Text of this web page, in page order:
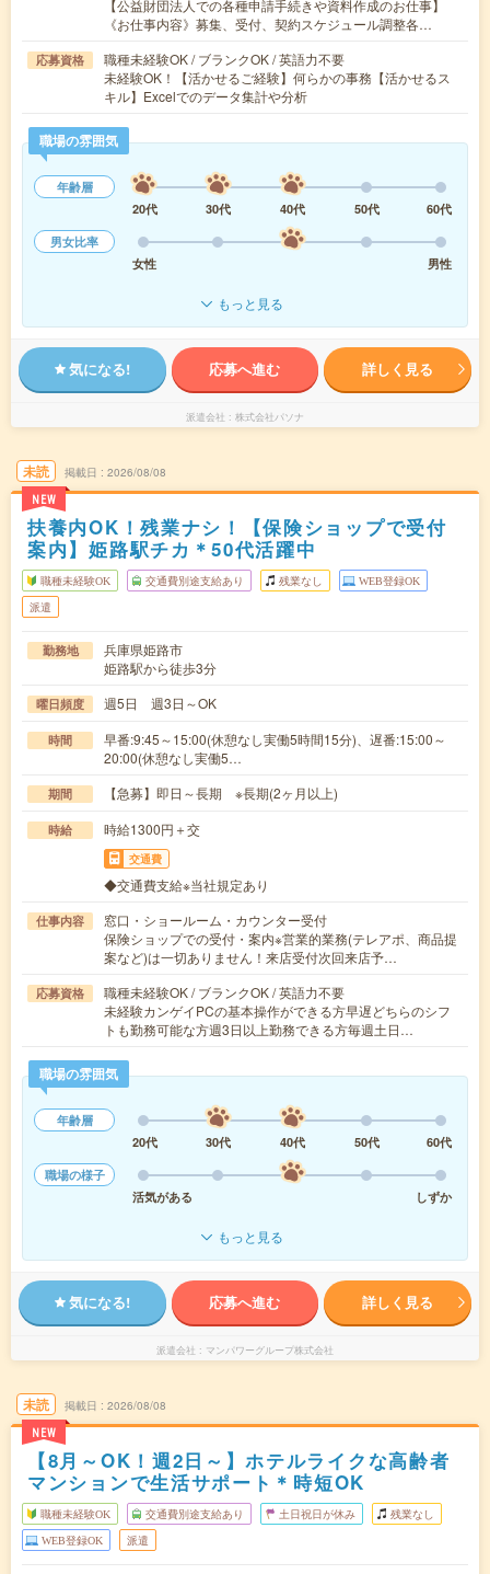
【公益財団法人での各種申請手続きや資料作成のお仕事】
《お仕事内容》募集、受付、契約スケジュール調整各…
応募資格
職種未経験OK / ブランクOK / 英語力不要
未経験OK！【活かせるご経験】何らかの事務【活かせるス
キル】Excelでのデータ集計や分析
職場の雰囲気
年齢層
20代
30代 40代 50代
60代
男女比率
女性
男性
もっと見る
気になる! 応募へ進む 詳しく見る
派遣会社 株式会社パソナ
未読
NEW
掲載日 2026/08/08
扶養内OK！残業ナシ！【保険ショップで受付
案内】姫路駅チカ＊50代活躍中
職種未経験OK 交通費別途支給あり 残業なし WEB登録OK
派遣
勤務地
兵庫県姫路市
姫路駅から徒歩3分
曜日頻度 週5日 週3日～OK
時間
早番:9:45～15:00(休憩なし実働5時間15分)、遅番:15:00～
20:00(休憩なし実働5…
期間 【急募】即日～長期 ※長期(2ヶ月以上)
時給 時給1300円＋交
交通費
◆交通費支給※当社規定あり
仕事内容
窓口・ショールーム・カウンター受付
保険ショップでの受付・案内※営業的業務(テレアポ、商品提
案など)は一切ありません！来店受付次回来店予…
応募資格
職種未経験OK / ブランクOK / 英語力不要
未経験カンゲイPCの基本操作ができる方早遅どちらのシフ
トも勤務可能な方週3日以上勤務できる方毎週土日…
職場の雰囲気
年齢層
20代
30代 40代 50代
60代
職場の様子
活気がある
しずか
もっと見る
気になる! 応募へ進む 詳しく見る
派遣会社 マンパワーグループ株式会社
未読
NEW
掲載日 2026/08/08
【8月～OK！週2日～】ホテルライクな高齢者
マンションで生活サポート＊時短OK
職種未経験OK 交通費別途支給あり 土日祝日が休み 残業なし
WEB登録OK 派遣